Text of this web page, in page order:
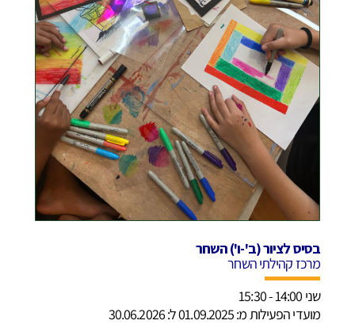
בסיס לציור (ב'-ו') השחר
מרכז קהילתי השחר
שני 14:00 - 15:30
מועדי הפעילות מ: 01.09.2025 ל: 30.06.2026